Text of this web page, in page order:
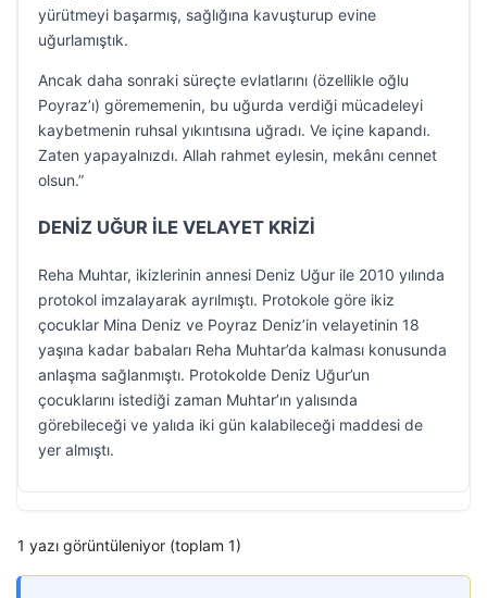
yürütmeyi başarmış, sağlığına kavuşturup evine
uğurlamıştık.
Ancak daha sonraki süreçte evlatlarını (özellikle oğlu
Poyraz’ı) görememenin, bu uğurda verdiği mücadeleyi
kaybetmenin ruhsal yıkıntısına uğradı. Ve içine kapandı.
Zaten yapayalnızdı. Allah rahmet eylesin, mekânı cennet
olsun.”
DENİZ UĞUR İLE VELAYET KRİZİ
Reha Muhtar, ikizlerinin annesi Deniz Uğur ile 2010 yılında
protokol imzalayarak ayrılmıştı. Protokole göre ikiz
çocuklar Mina Deniz ve Poyraz Deniz’in velayetinin 18
yaşına kadar babaları Reha Muhtar’da kalması konusunda
anlaşma sağlanmıştı. Protokolde Deniz Uğur’un
çocuklarını istediği zaman Muhtar’ın yalısında
görebileceği ve yalıda iki gün kalabileceği maddesi de
yer almıştı.
1 yazı görüntüleniyor (toplam 1)